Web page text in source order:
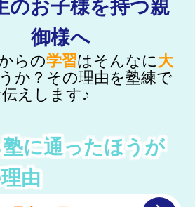
のお子様を持つ親
御様へ
らの学習はそんなに 大
か？その理由を塾練で
えします♪
に通ったほうが
由